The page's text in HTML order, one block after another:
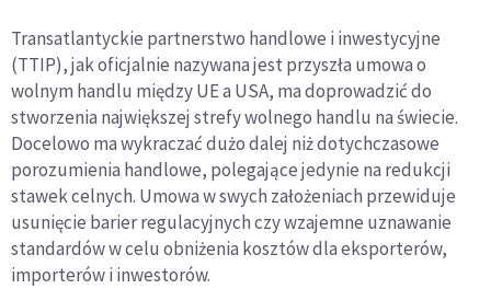
Transatlantyckie partnerstwo handlowe i inwestycyjne
(TTIP), jak oficjalnie nazywana jest przyszła umowa o
wolnym handlu między UE a USA, ma doprowadzić do
stworzenia największej strefy wolnego handlu na świecie.
Docelowo ma wykraczać dużo dalej niż dotychczasowe
porozumienia handlowe, polegające jedynie na redukcji
stawek celnych. Umowa w swych założeniach przewiduje
usunięcie barier regulacyjnych czy wzajemne uznawanie
standardów w celu obniżenia kosztów dla eksporterów,
importerów i inwestorów.